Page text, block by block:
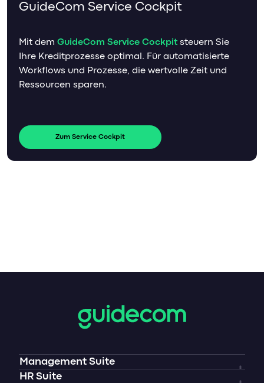
GuideCom Service Cockpit
Mit dem GuideCom Service Cockpit steuern Sie
Ihre Kreditprozesse optimal. Für automatisierte
Workflows und Prozesse, die wertvolle Zeit und
Ressourcen sparen.
Zum Service Cockpit
Management Suite
Überblick
HR Suite